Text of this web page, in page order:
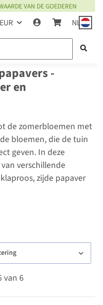
VAN DE GOEDEREN
EUR NL
-
en
de zomerbloemen met
bloemen, die de tuin
geven. In deze
verschillende
zijde papaver
van 6